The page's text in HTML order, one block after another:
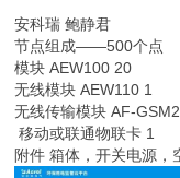
安科瑞 鲍静君
节点组成——500个点
模块 AEW100 20
无线模块 AEW110 1
无线传输模块 AF-
移动或联通物联卡 1
附件 箱体，开关电源，